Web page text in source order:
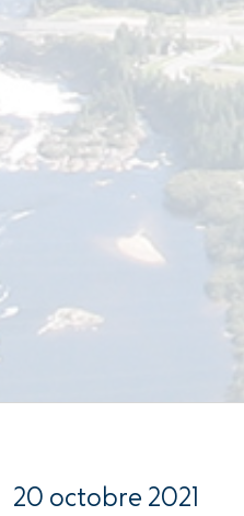
20 octobre 2021